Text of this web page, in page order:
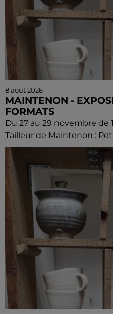
8 août 2026
MAINTENON -
FORMATS
Du 27 au 29 novembre de
Tailleur de Maintenon :